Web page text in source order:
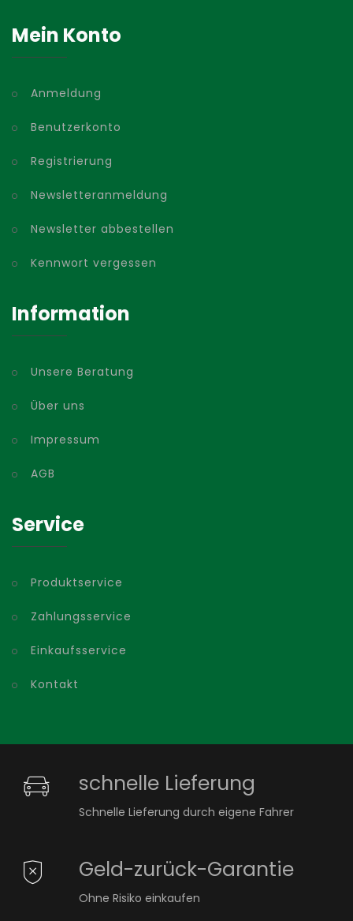
Mein Konto
Anmeldung
Benutzerkonto
Registrierung
Newsletteranmeldung
Newsletter abbestellen
Kennwort vergessen
Information
Unsere Beratung
Über uns
Impressum
AGB
Service
Produktservice
Zahlungsservice
Einkaufsservice
Kontakt
schnelle Lieferung
Schnelle Lieferung durch eigene Fahrer
Geld-zurück-Garantie
Ohne Risiko einkaufen